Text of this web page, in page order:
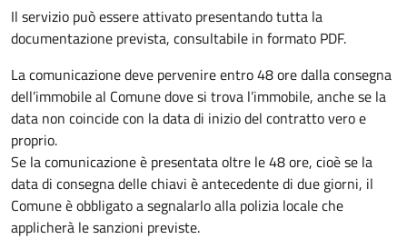
Il servizio può essere attivato presentando tutta la
documentazione prevista, consultabile in formato PDF.
La comunicazione deve pervenireentro 48 oredalla consegna
dell’immobile al Comune dove si trova l’immobile, anche se la
data non coincide con la data di inizio del contratto vero e
proprio.
Se la comunicazione è presentata oltre le 48 ore, cioè se la
data di consegna delle chiavi è antecedente di due giorni, il
Comune è obbligato a segnalarlo alla polizia locale che
applicherà le sanzioni previste.